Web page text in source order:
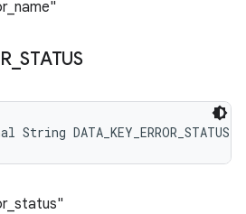
_STATUS
DATA_KEY_ERROR_STATUS